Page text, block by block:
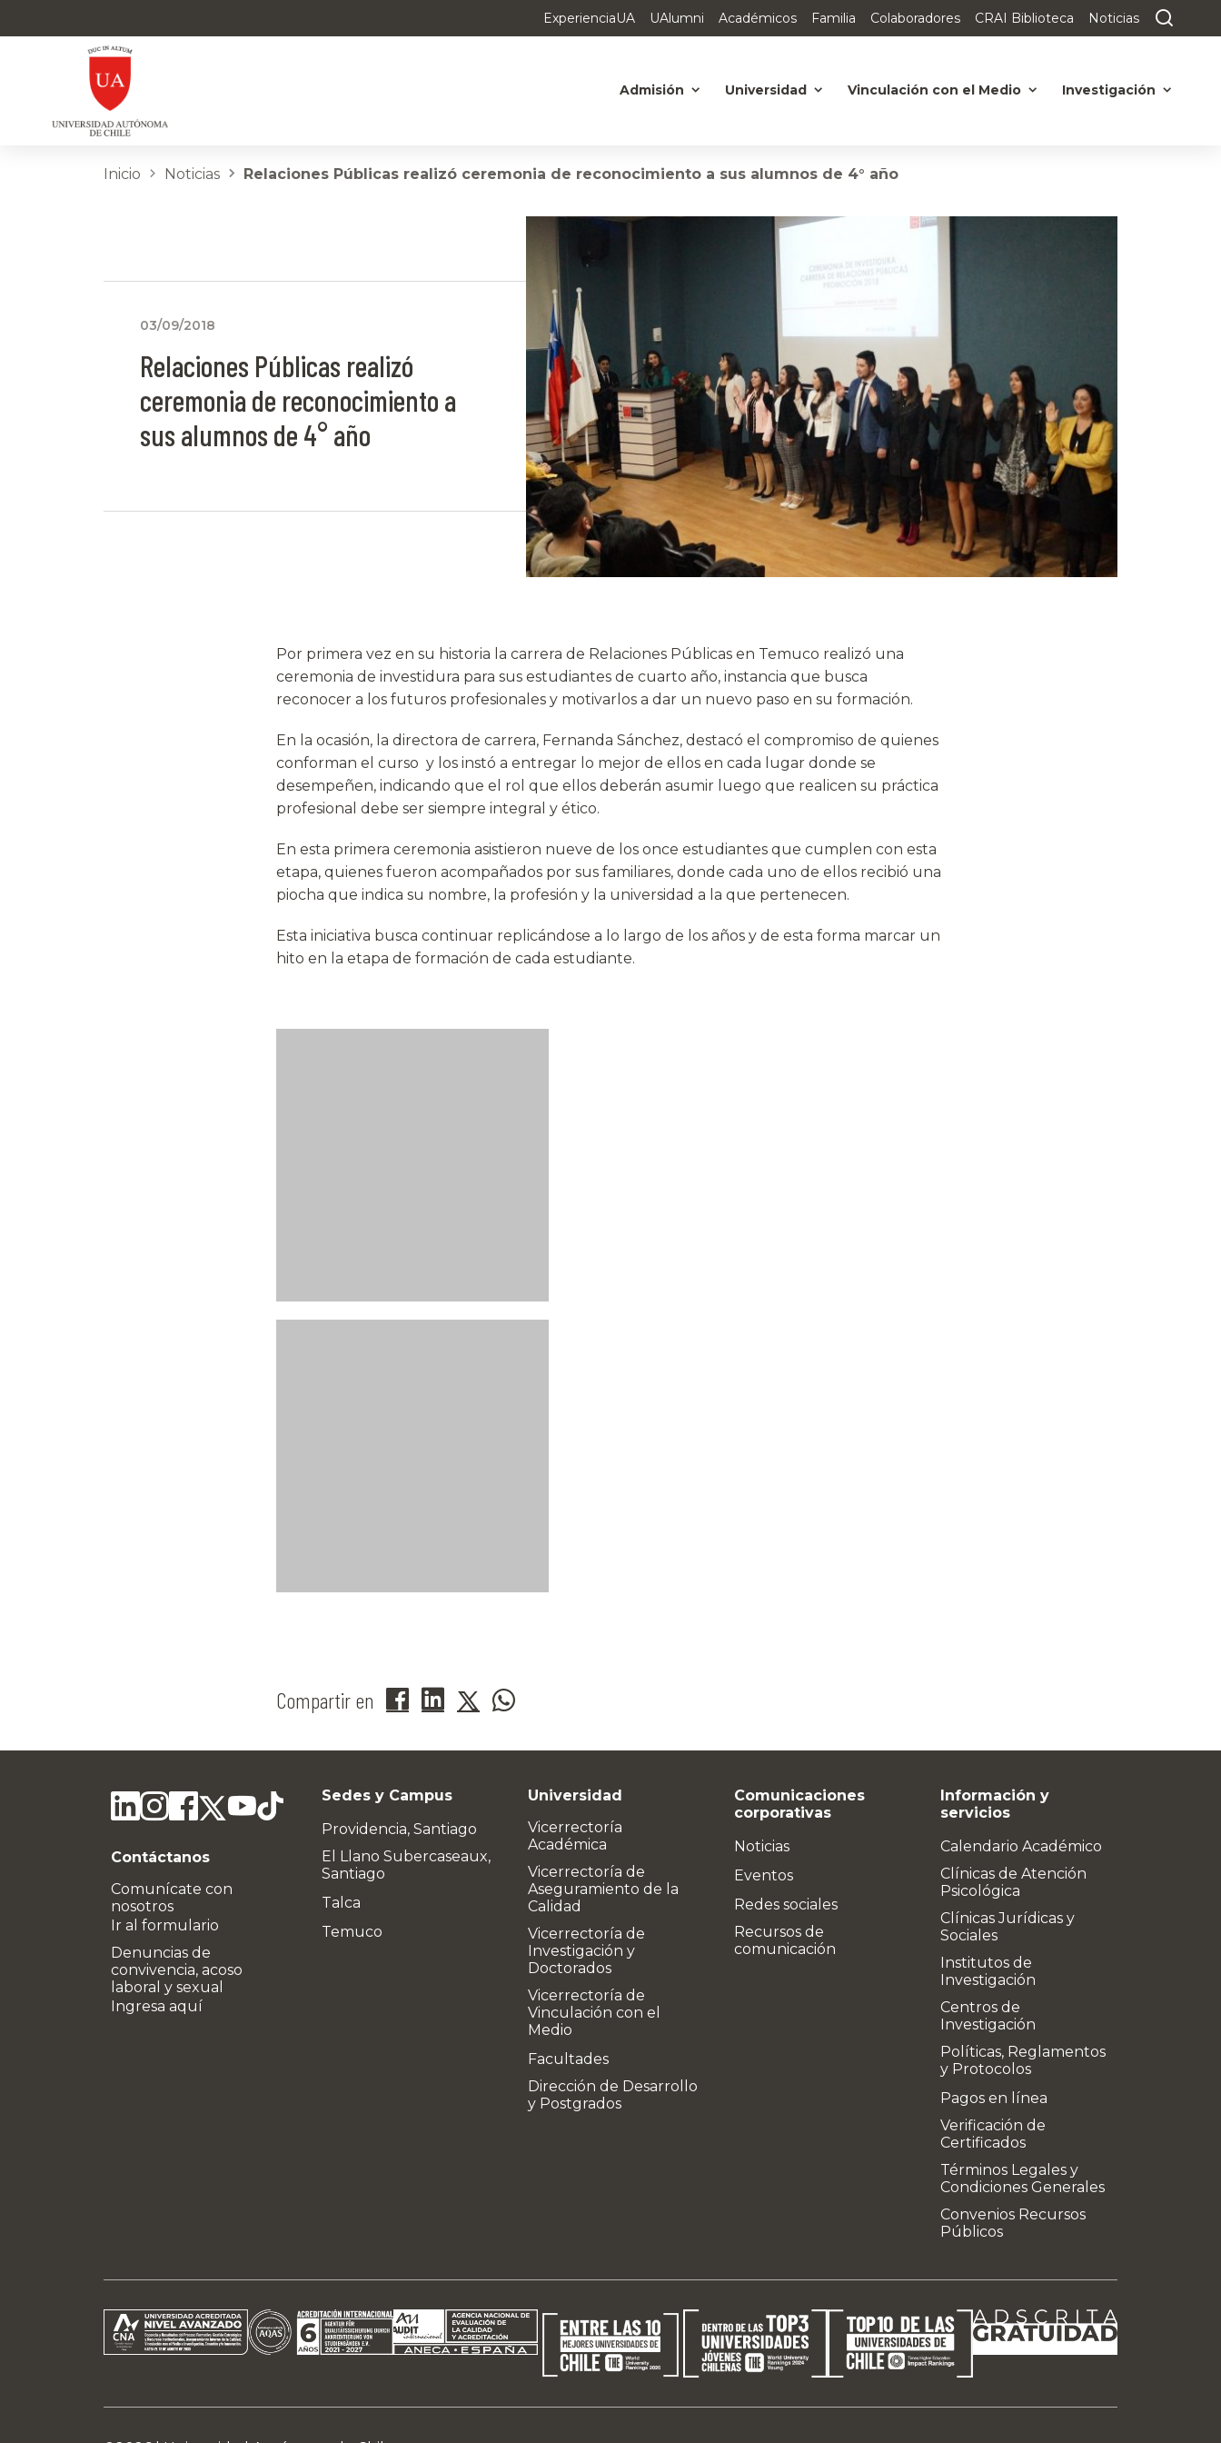
ExperienciaUA UAlumni Académicos Familia Colaboradores CRAI Biblioteca Noticias
Admisión Universidad Vinculación con el Medio Investigación
Inicio Noticias Relaciones Públicas realizó ceremonia de reconocimiento a sus alumnos de 4° año
03/09/2018
Relaciones Públicas realizó
ceremonia de reconocimiento a
sus alumnos de 4° año
Por primera vez en su historia la carrera de Relaciones Públicas en Temuco realizó una
ceremonia de investidura para sus estudiantes de cuarto año, instancia que busca
reconocer a los futuros profesionales y motivarlos a dar un nuevo paso en su formación.
En la ocasión, la directora de carrera, Fernanda Sánchez, destacó el compromiso de quienes
conforman el curso y los instó a entregar lo mejor de ellos en cada lugar donde se
desempeñen, indicando que el rol que ellos deberán asumir luego que realicen su práctica
profesional debe ser siempre integral y ético.
En esta primera ceremonia asistieron nueve de los once estudiantes que cumplen con esta
etapa, quienes fueron acompañados por sus familiares, donde cada uno de ellos recibió una
piocha que indica su nombre, la profesión y la universidad a la que pertenecen.
Esta iniciativa busca continuar replicándose a lo largo de los años y de esta forma marcar un
hito en la etapa de formación de cada estudiante.
Compartir en
Contáctanos
Comunícate con
nosotros
Ir al formulario
Denuncias de
convivencia, acoso
laboral y sexual
Ingresa aquí
Sedes y Campus
Providencia, Santiago
El Llano Subercaseaux,
Santiago
Talca
Temuco
Universidad
Vicerrectoría
Académica
Vicerrectoría de
Aseguramiento de la
Calidad
Vicerrectoría de
Investigación y
Doctorados
Vicerrectoría de
Vinculación con el
Medio
Facultades
Dirección de Desarrollo
y Postgrados
Comunicaciones
corporativas
Noticias
Eventos
Redes sociales
Recursos de
comunicación
Información y
servicios
Calendario Académico
Clínicas de Atención
Psicológica
Clínicas Jurídicas y
Sociales
Institutos de
Investigación
Centros de
Investigación
Políticas, Reglamentos
y Protocolos
Pagos en línea
Verificación de
Certificados
Términos Legales y
Condiciones Generales
Convenios Recursos
Públicos